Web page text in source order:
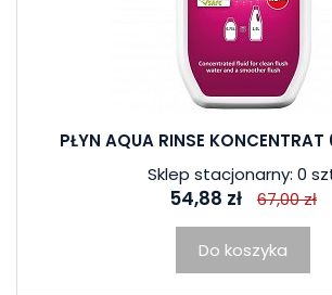
PŁYN AQUA RINSE
Sklep stacjonarny: 0
54,88 zł 67,00 zł
Do koszyka